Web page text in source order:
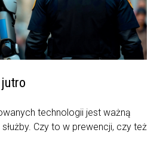
technologii jest ważną
Czy to w prewencji, czy też